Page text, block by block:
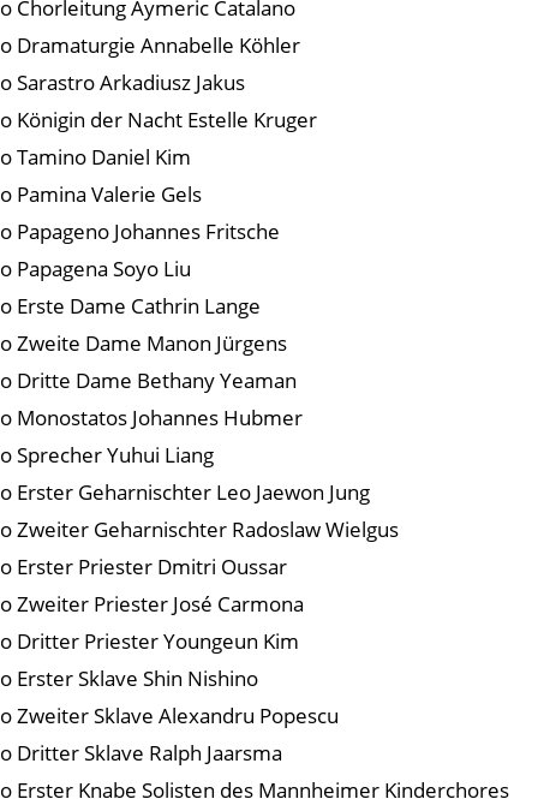
o Chorleitung Aymeric Catalano
o Dramaturgie Annabelle Köhler
o Sarastro Arkadiusz Jakus
o Königin der Nacht Estelle Kruger
o Tamino Daniel Kim
o Pamina Valerie Gels
o Papageno Johannes Fritsche
o Papagena Soyo Liu
o Erste Dame Cathrin Lange
o Zweite Dame Manon Jürgens
o Dritte Dame Bethany Yeaman
o Monostatos Johannes Hubmer
o Sprecher Yuhui Liang
o Erster Geharnischter Leo Jaewon Jung
o Zweiter Geharnischter Radoslaw Wielgus
o Erster Priester Dmitri Oussar
o Zweiter Priester José Carmona
o Dritter Priester Youngeun Kim
o Erster Sklave Shin Nishino
o Zweiter Sklave Alexandru Popescu
o Dritter Sklave Ralph Jaarsma
o Erster Knabe Solisten des Mannheimer Kinderchores